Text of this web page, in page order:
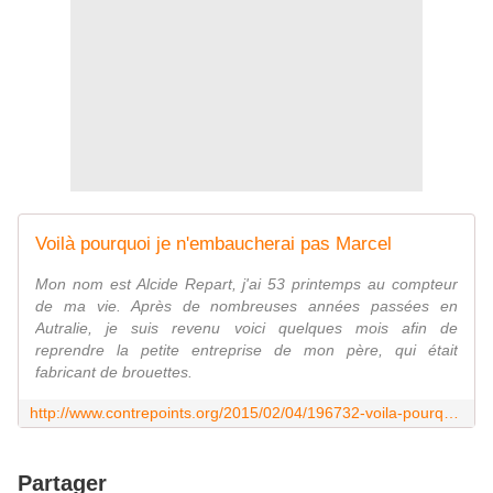
Voilà pourquoi je n'embaucherai pas Marcel
Mon nom est Alcide Repart, j'ai 53 printemps au compteur
de ma vie. Après de nombreuses années passées en
Autralie, je suis revenu voici quelques mois afin de
reprendre la petite entreprise de mon père, qui était
fabricant de brouettes.
Partager